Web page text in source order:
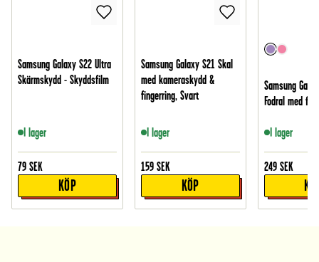
Samsung Galaxy S22 Ultra
Skärmskydd - Skyddsfilm
I lager
79 SEK
KÖP
Samsung Galaxy S21 Skal
med kameraskydd &
fingerring, Svart
I lager
159 SEK
KÖP
Samsung
Fodral med
I lager
249 SEK